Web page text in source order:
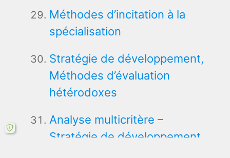
Méthodes d’incitation à la
spécialisation
Stratégie de développement,
Méthodes d’évaluation
hétérodoxes
Analyse multicritère –
Stratégie de développement